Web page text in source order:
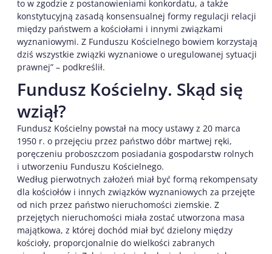
to w zgodzie z postanowieniami konkordatu, a także
konstytucyjną zasadą konsensualnej formy regulacji relacji
między państwem a kościołami i innymi związkami
wyznaniowymi. Z Funduszu Kościelnego bowiem korzystają
dziś wszystkie związki wyznaniowe o uregulowanej sytuacji
prawnej” – podkreślił.
Fundusz Kościelny. Skąd się
wziął?
Fundusz Kościelny powstał na mocy ustawy z 20 marca
1950 r. o przejęciu przez państwo dóbr martwej ręki,
poręczeniu proboszczom posiadania gospodarstw rolnych
i utworzeniu Funduszu Kościelnego.
Według pierwotnych założeń miał być formą rekompensaty
dla kościołów i innych związków wyznaniowych za przejęte
od nich przez państwo nieruchomości ziemskie. Z
przejętych nieruchomości miała zostać utworzona masa
majątkowa, z której dochód miał być dzielony między
kościoły, proporcjonalnie do wielkości zabranych